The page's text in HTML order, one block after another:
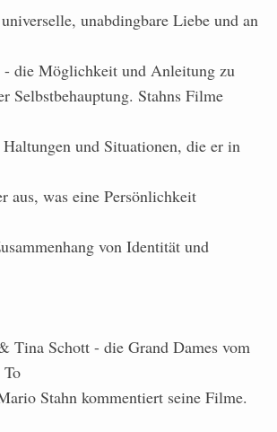
unabdingbare Liebe und an
- die Möglichkeit und Anleitung zu
Selbstbehauptung. Stahns Filme
und Situationen, die er in
aus, was eine Persönlichkeit
von Identität und
Tina Schott - die Grand Dames vom
Stahn kommentiert seine Filme.